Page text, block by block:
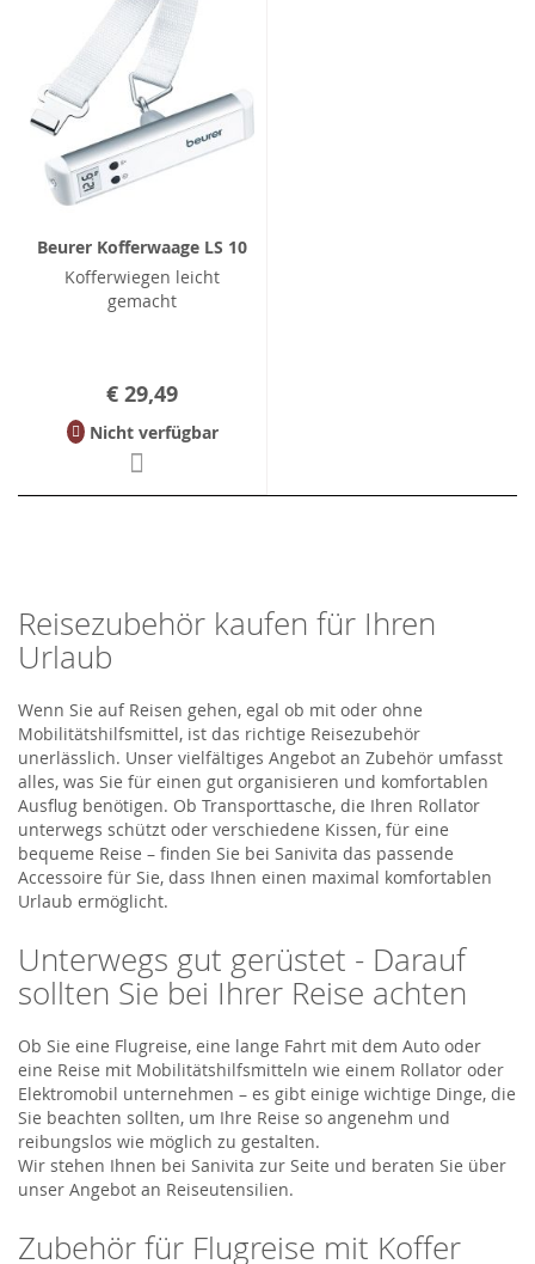
Beurer Kofferwaage LS 10
Kofferwiegen leicht
gemacht
€ 29,49
Nicht verfügbar
Reisezubehör kaufen für Ihren
Urlaub
Wenn Sie auf Reisen gehen, egal ob mit oder ohne
Mobilitätshilfsmittel, ist das richtige Reisezubehör
unerlässlich. Unser vielfältiges Angebot an Zubehör umfasst
alles, was Sie für einen gut organisieren und komfortablen
Ausflug benötigen. Ob Transporttasche, die Ihren Rollator
unterwegs schützt oder verschiedene Kissen, für eine
bequeme Reise – finden Sie bei Sanivita das passende
Accessoire für Sie, dass Ihnen einen maximal komfortablen
Urlaub ermöglicht.
Unterwegs gut gerüstet - Darauf
sollten Sie bei Ihrer Reise achten
Ob Sie eine Flugreise, eine lange Fahrt mit dem Auto oder
eine Reise mit Mobilitätshilfsmitteln wie einem Rollator oder
Elektromobil unternehmen – es gibt einige wichtige Dinge, die
Sie beachten sollten, um Ihre Reise so angenehm und
reibungslos wie möglich zu gestalten.
Wir stehen Ihnen bei Sanivita zur Seite und beraten Sie über
unser Angebot an Reiseutensilien.
Zubehör für Flugreise mit Koffer